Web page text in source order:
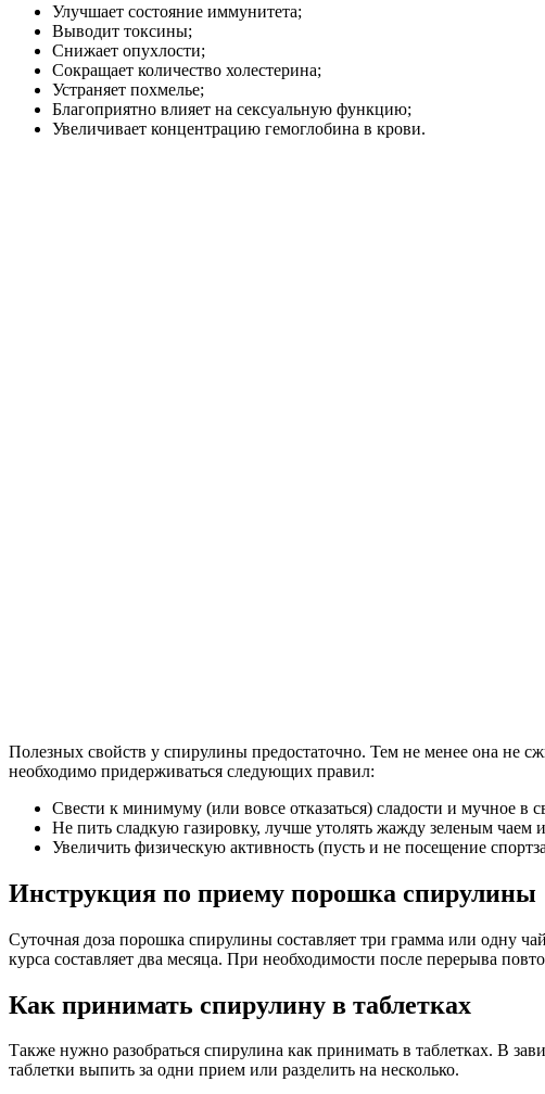
Улучшает состояние иммунитета;
Выводит токсины;
Снижает опухлости;
Сокращает количество холестерина;
Устраняет похмелье;
Благоприятно влияет на сексуальную функцию;
Увеличивает концентрацию гемоглобина в крови.
Полезных свойств у спирулины предостаточно. Тем не менее она не
необходимо придерживаться следующих правил:
Свести к минимуму (или вовсе отказаться) сладости и мучное в
Не пить сладкую газировку, лучше утолять жажду зеленым чаем
Увеличить физическую активность (пусть и не посещение
Инструкция по приему порошка спирулины
Суточная доза порошка спирулины составляет три грамма или одну
курса составляет два месяца. При необходимости после перерыва
Как принимать спирулину в таблетках
Также нужно разобраться спирулина как принимать в таблетках. В
таблетки выпить за одни прием или разделить на несколько.